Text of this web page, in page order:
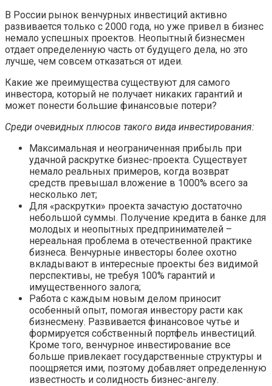
В России рынок венчурных инвестиций активно
развивается только с 2000 года, но уже привел в бизнес
немало успешных проектов. Неопытный бизнесмен
отдает определенную часть от будущего дела, но это
лучше, чем совсем отказаться от идеи.
Какие же преимущества существуют для самого
инвестора, который не получает никаких гарантий и
может понести большие финансовые потери?
Среди очевидных плюсов такого вида инвестирования:
Максимальная и неограниченная прибыль при
удачной раскрутке бизнес-проекта. Существует
немало реальных примеров, когда возврат
средств превышал вложение в 1000% всего за
несколько лет;
Для «раскрутки» проекта зачастую достаточно
небольшой суммы. Получение кредита в банке для
молодых и неопытных предпринимателей –
нереальная проблема в отечественной практике
бизнеса. Венчурные инвесторы более охотно
вкладывают в интересные проекты без видимой
перспективы, не требуя 100% гарантий и
имущественного залога;
Работа с каждым новым делом приносит
особенный опыт, помогая инвестору расти как
бизнесмену. Развивается финансовое чутье и
формируется собственный портфель инвестиций.
Кроме того, венчурное инвестирование все
больше привлекает государственные структуры и
поощряется ими, поэтому добавляет определенную
известность и солидность бизнес-ангелу.